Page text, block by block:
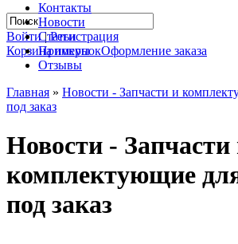
Войти|Регистрация
Корзина покупокОформление заказа
Контакты
Новости
Статьи
Примеры
Отзывы
Главная » Новости - Запчасти и
под заказ
Новости - Запчасти
комплектующие
под заказ